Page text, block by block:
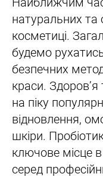
натуральних та
косметиці.
будемо
безпечних
краси.
на піку
відновлення,
шкіри.
ключове місце
серед